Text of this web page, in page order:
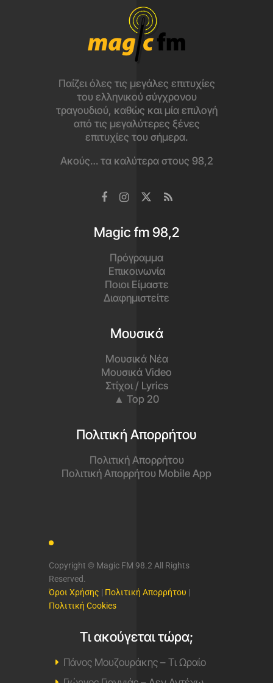
Παίζει όλες τις μεγάλες επιτυχίες
του ελληνικού σύγχρονου
τραγουδιού, καθώς και μία επιλογή
από τις μεγαλύτερες ξένες
επιτυχίες του σήμερα.
Ακούς… τα καλύτερα στους 98,2
Magic fm 98,2
Πρόγραμμα
Επικοινωνία
Ποιοι Είμαστε
Διαφημιστείτε
Μουσικά
Μουσικά Νέα
Μουσικά Video
Στίχοι / Lyrics
▲ Top 20
Πολιτική Απορρήτου
Πολιτική Απορρήτου
Πολιτική Απορρήτου Mobile App
Copyright © Magic FM 98.2 All Rights
Reserved.
Όροι Χρήσης | Πολιτική Απορρήτου |
Πολιτική Cookies
Τι ακούγεται τώρα;
Πάνος Μουζουράκης – Τι Ωραίο